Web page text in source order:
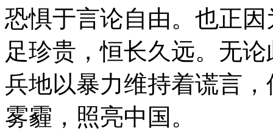
恐惧于言论自由。也正
足珍贵，恒长久远。无
兵地以暴力维持着谎言
雾霾，照亮中国。